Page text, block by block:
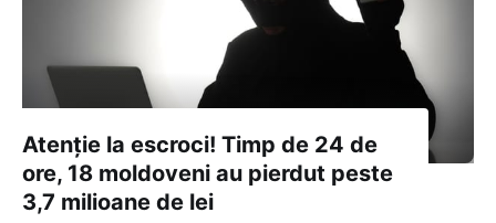
Atenție la escroci! Timp de 24 de
ore, 18 moldoveni au pierdut peste
3,7 milioane de lei